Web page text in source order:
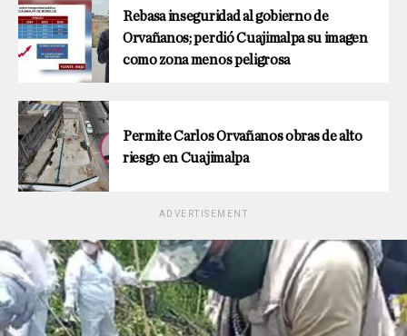
Rebasa inseguridad al gobierno de
Orvañanos; perdió Cuajimalpa su imagen
como zona menos peligrosa
Permite Carlos Orvañanos obras de alto
riesgo en Cuajimalpa
ADVERTISEMENT